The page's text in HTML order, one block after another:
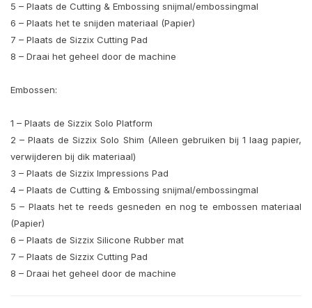
5 – Plaats de Cutting & Embossing snijmal/embossingmal
6 – Plaats het te snijden materiaal (Papier)
7 – Plaats de Sizzix Cutting Pad
8 – Draai het geheel door de machine
Embossen:
1 – Plaats de Sizzix Solo Platform
2 – Plaats de Sizzix Solo Shim (Alleen gebruiken bij 1 laag papier,
verwijderen bij dik materiaal)
3 – Plaats de Sizzix Impressions Pad
4 – Plaats de Cutting & Embossing snijmal/embossingmal
5 – Plaats het te reeds gesneden en nog te embossen materiaal
(Papier)
6 – Plaats de Sizzix Silicone Rubber mat
7 – Plaats de Sizzix Cutting Pad
8 – Draai het geheel door de machine